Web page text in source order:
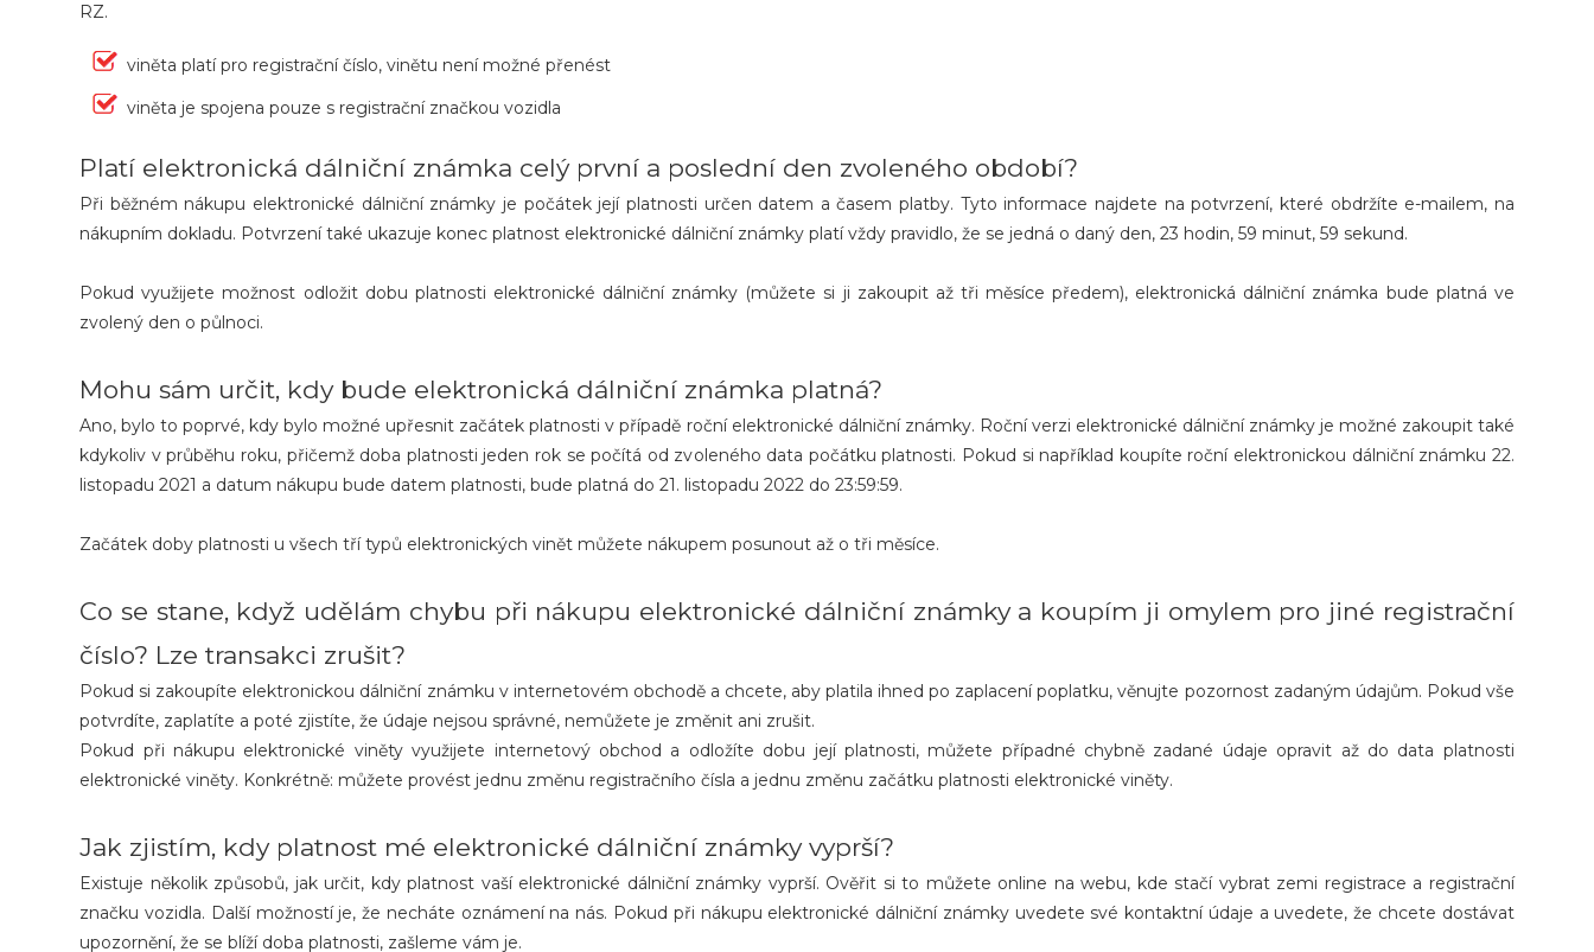
RZ.
viněta platí pro registrační číslo, vinětu není možné přenést
viněta je spojena pouze s registrační značkou vozidla
Platí elektronická dálniční známka celý první a poslední den zvoleného období?
Při běžném nákupu elektronické dálniční známky je počátek její platnosti určen datem a časem platby. Tyto informace najdete na potvrzení, které obdržíte e-mailem, na
nákupním dokladu. Potvrzení také ukazuje konec platnost elektronické dálniční známky platí vždy pravidlo, že se jedná o daný den, 23 hodin, 59 minut, 59 sekund.
Pokud využijete možnost odložit dobu platnosti elektronické dálniční známky (můžete si ji zakoupit až tři měsíce předem), elektronická dálniční známka bude platná ve
zvolený den o půlnoci.
Mohu sám určit, kdy bude elektronická dálniční známka platná?
Ano, bylo to poprvé, kdy bylo možné upřesnit začátek platnosti v případě roční elektronické dálniční známky. Roční verzi elektronické dálniční známky je možné zakoupit také
kdykoliv v průběhu roku, přičemž doba platnosti jeden rok se počítá od zvoleného data počátku platnosti. Pokud si například koupíte roční elektronickou dálniční známku 22.
listopadu 2021 a datum nákupu bude datem platnosti, bude platná do 21. listopadu 2022 do 23:59:59.
Začátek doby platnosti u všech tří typů elektronických vinět můžete nákupem posunout až o tři měsíce.
Co se stane, když udělám chybu při nákupu elektronické dálniční známky a koupím ji omylem pro jiné registrační
číslo? Lze transakci zrušit?
Pokud si zakoupíte elektronickou dálniční známku v internetovém obchodě a chcete, aby platila ihned po zaplacení poplatku, věnujte pozornost zadaným údajům. Pokud vše
potvrdíte, zaplatíte a poté zjistíte, že údaje nejsou správné, nemůžete je změnit ani zrušit.
Pokud při nákupu elektronické viněty využijete internetový obchod a odložíte dobu její platnosti, můžete případné chybně zadané údaje opravit až do data platnosti
elektronické viněty. Konkrétně: můžete provést jednu změnu registračního čísla a jednu změnu začátku platnosti elektronické viněty.
Jak zjistím, kdy platnost mé elektronické dálniční známky vyprší?
Existuje několik způsobů, jak určit, kdy platnost vaší elektronické dálniční známky vyprší. Ověřit si to můžete online na webu, kde stačí vybrat zemi registrace a registrační
značku vozidla. Další možností je, že necháte oznámení na nás. Pokud při nákupu elektronické dálniční známky uvedete své kontaktní údaje a uvedete, že chcete dostávat
upozornění, že se blíží doba platnosti, zašleme vám je.